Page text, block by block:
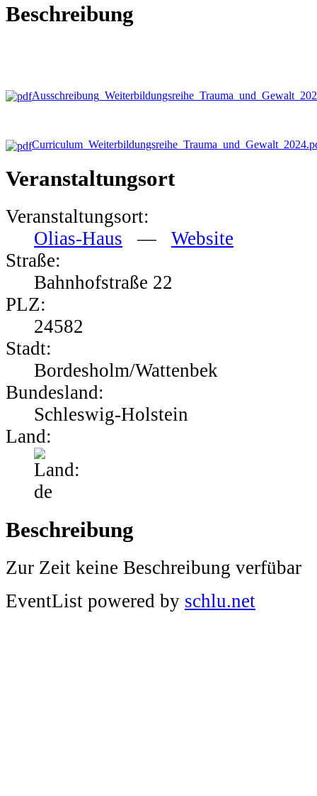
Beschreibung
Ausschreibung_Weiterbildungsreihe_Trauma_und_Gewalt_
Curriculum_Weiterbildungsreihe_Trauma_und_Gewalt_ 2024
Veranstaltungsort
Veranstaltungsort:
Olias-Haus — Website
Straße:
Bahnhofstraße 22
PLZ:
24582
Stadt:
Bordesholm/Wattenbek
Bundesland:
Schleswig-Holstein
Land:
Beschreibung
Zur Zeit keine Beschreibung verfübar
EventList powered by schlu.net